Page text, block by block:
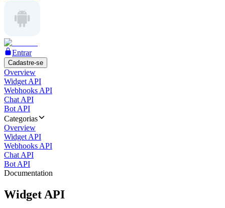
Entrar
Cadastre-se
Overview
Widget API
Webhooks API
Chat API
Bot API
Categorias
Overview
Widget API
Webhooks API
Chat API
Bot API
Documentation
Widget API